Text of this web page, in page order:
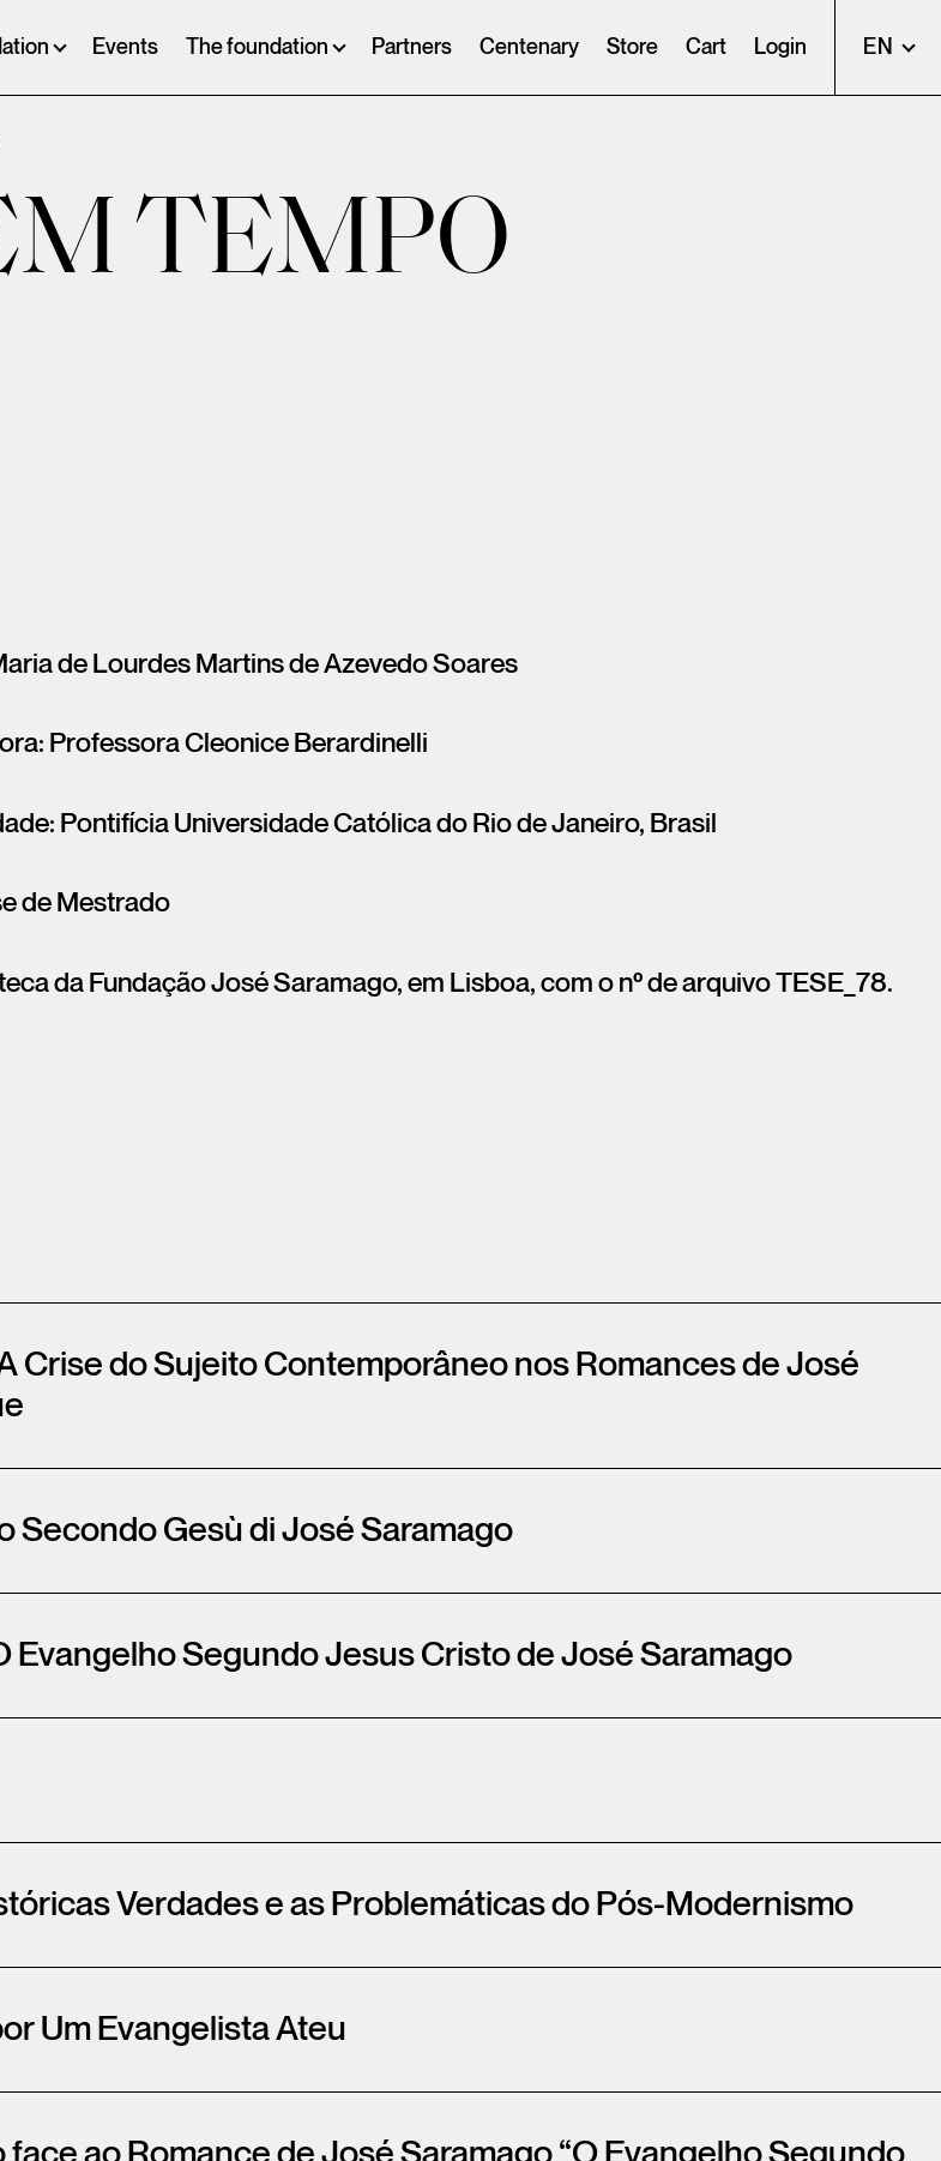
Events The foundation Partners Centenary Store Cart Login EN
TEMPO
de Lourdes Martins de Azevedo Soares
Professora Cleonice Berardinelli
Pontifícia Universidade Católica do Rio de Janeiro, Brasil
de Mestrado
da Fundação José Saramago, em Lisboa, com o nº de arquivo TESE_78.
Crise do Sujeito Contemporâneo nos Romances de José
Secondo Gesù di José Saramago
Evangelho Segundo Jesus Cristo de José Saramago
Verdades e as Problemáticas do Pós-Modernismo
Um Evangelista Ateu